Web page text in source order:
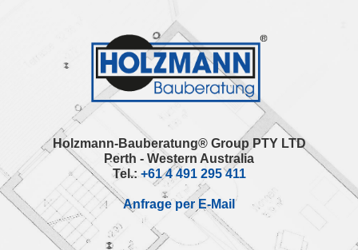
Holzmann-Bauberatung® Group PTY LTD
Perth - Western Australia
Tel.: +61 4 491 295 411
Anfrage per E-Mail